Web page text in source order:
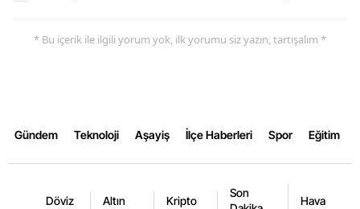
* Bu içerik ile ilgili yorum yok, ilk yorumu siz yazın, tartışalım *
Gündem Teknoloji Aşayiş İlçe Haberleri Spor Eğitim
Döviz
Altın
Kripto
Son
Hava